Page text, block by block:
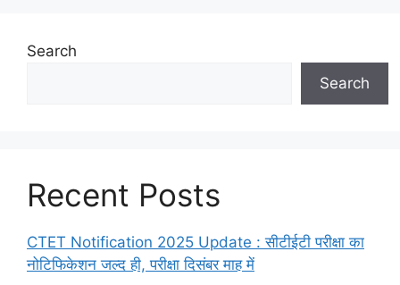
Search
Search
Recent Posts
CTET Notification 2025 Update : सीटीईटी परीक्षा का
नोटिफिकेशन जल्द ही, परीक्षा दिसंबर माह में